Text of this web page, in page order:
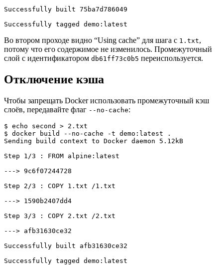
Successfully built 75ba7d786049
Successfully tagged demo:latest
Во втором проходе видно “Using cache” для шага с 1.txt,
потому что его содержимое не изменилось. Промежуточный
слой с идентификатором db61ff73c0b5 переиспользуется.
Отключение кэша
Чтобы запрещать Docker использовать промежуточный кэш
слоёв, передавайте флаг --no-cache:
$ echo second > 2.txt
$ docker build --no-cache -t demo:latest .
Sending build context to Docker daemon 5.12kB
Step 1/3 : FROM alpine:latest
---> 9c6f07244728
Step 2/3 : COPY 1.txt /1.txt
---> 1590b2407dd4
Step 3/3 : COPY 2.txt /2.txt
---> afb31630ce32
Successfully built afb31630ce32
Successfully tagged demo:latest